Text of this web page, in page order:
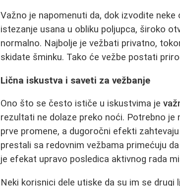
Važno je napomenuti da, dok izvodite
istezanje usana u obliku poljupca, široko
normalno. Najbolje je vežbati privatno,
skidate šminku. Tako će vežbe postati
Lična iskustva i saveti za vežbanje
Ono što se često ističe u iskustvima je
rezultati ne dolaze preko noći. Potrebno je
prve promene, a dugoročni efekti
prestali sa redovnim vežbama primećuju
je efekat upravo posledica aktivnog rada
Neki korisnici dele utiske da su im se